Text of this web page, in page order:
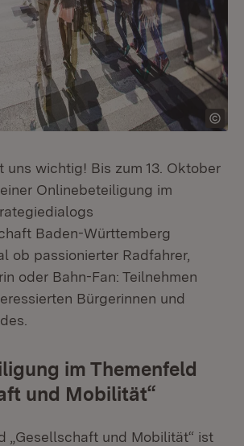
uns wichtig! Bis zum 13. Oktober
Onlinebeteiligung im
Baden-Württemberg
ob passionierter Radfahrer,
oder Bahn-Fan: Teilnehmen
Bürgerinnen und
im Themenfeld
und Mobilität“
„Gesellschaft und Mobilität“ ist